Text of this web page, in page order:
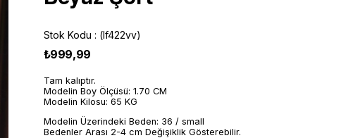
Stok Kodu (lf422vv)
₺999,99
Tam kalıptır.
Modelin Boy Ölçüsü: 1.70 CM
Modelin Kilosu: 65 KG
Modelin Üzerindeki Beden: 36 / small
Bedenler Arası 2-4 cm Değişiklik Gösterebilir.